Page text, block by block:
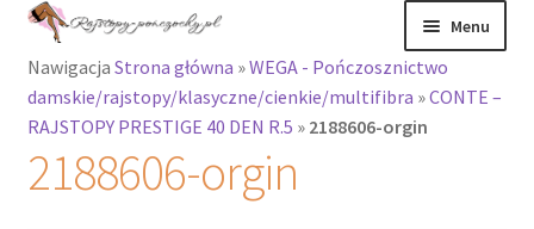
Przejdź
nawigacji
Przejdź
treści
Menu
Rajstopy
Rozwiń
menu
potomne
Nawigacja Strona główna »WEGA - Pończosznictwo
damskie/rajstopy/klasyczne/cienkie/multifibra »CONTE –
RAJSTOPY PRESTIGE 40 DEN R.5 » 2188606-orgin
2188606-orgin